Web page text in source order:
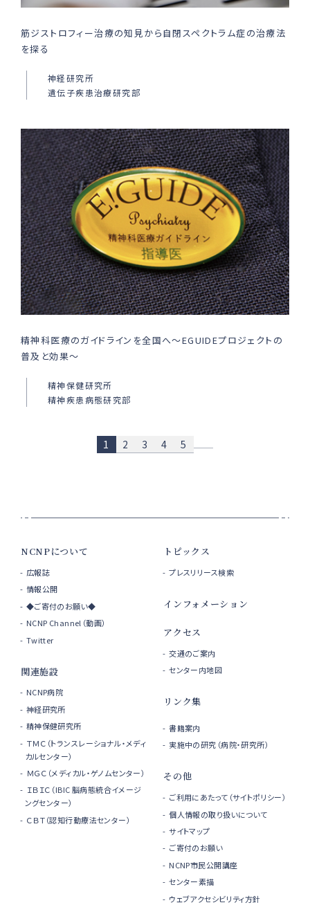
筋ジストロフィー治療の知見から自閉スペクトラム症の治療法
を探る
神経研究所
遺伝子疾患治療研究部
精神科医療のガイドラインを全国へ〜EGUIDEプロジェクトの
普及と効果〜
精神保健研究所
精神疾患病態研究部
1 2 3 4 5
NCNPについて
広報誌
情報公開
◆ご寄付のお願い◆
NCNP Channel（動画）
Twitter
関連施設
NCNP病院
神経研究所
精神保健研究所
ＴＭＣ（トランスレーショナル・メディ
カルセンター）
ＭＧＣ（メディカル・ゲノムセンター）
ＩＢＩＣ（IBIC 脳病態統合イメージ
ングセンター）
ＣＢＴ（認知行動療法センター）
トピックス
プレスリリース検索
インフォメーション
アクセス
交通のご案内
センター内地図
リンク集
書籍案内
実施中の研究（病院・研究所）
その他
ご利用にあたって（サイトポリシー）
個人情報の取り扱いについて
サイトマップ
ご寄付のお願い
NCNP市民公開講座
センター素描
ウェブアクセシビリティ方針